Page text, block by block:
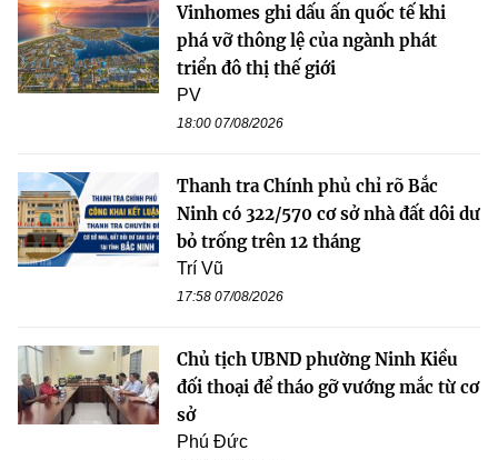
Vinhomes ghi dấu ấn quốc tế khi
phá vỡ thông lệ của ngành phát
triển đô thị thế giới
PV
18:00 07/08/2026
Thanh tra Chính phủ chỉ rõ Bắc
Ninh có 322/570 cơ sở nhà đất dôi dư
bỏ trống trên 12 tháng
Trí Vũ
17:58 07/08/2026
Chủ tịch UBND phường Ninh Kiều
đối thoại để tháo gỡ vướng mắc từ cơ
sở
Phú Đức